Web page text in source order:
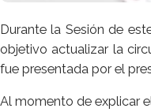
Durante la Sesión de
objetivo actualizar la
fue presentada por el
Al momento de explicar